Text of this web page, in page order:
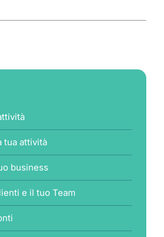
tua attività
business
e il tuo Team